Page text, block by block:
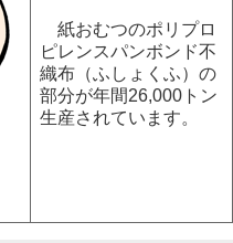
紙おむつのポリプロ
ピレンスパンボンド不
織布（ふしょくふ）の
部分が年間26,000トン
生産されています。